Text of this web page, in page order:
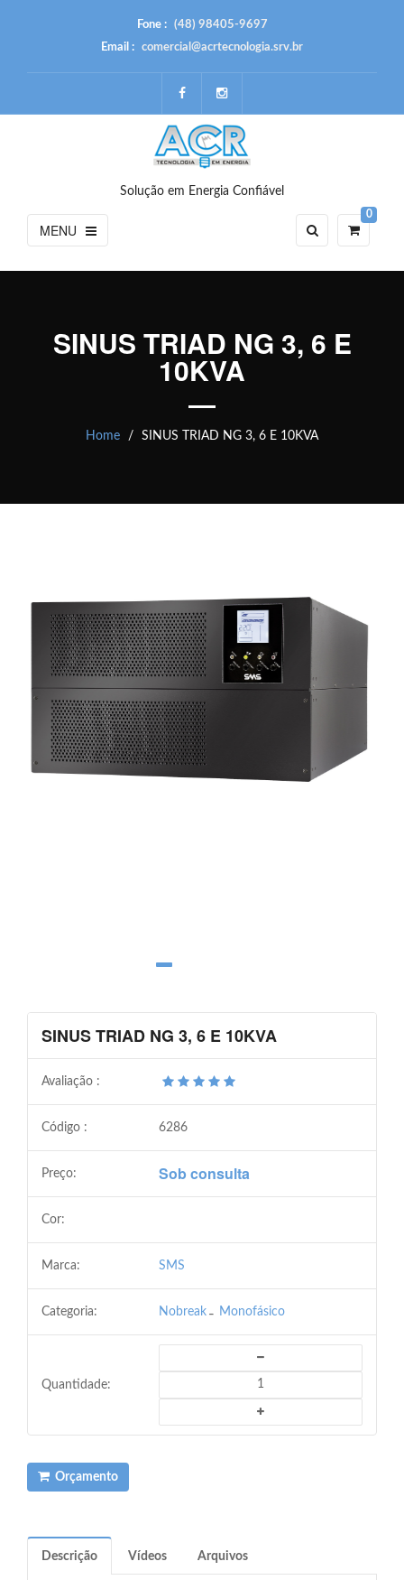
Fone :
(48) 98405-9697
Email :
comercial@acrtecnologia.srv.br
Solução em Energia Confiável
0
MENU
SINUS TRIAD NG 3, 6 E
10KVA
Home SINUS TRIAD NG 3, 6 E 10KVA
SINUS TRIAD NG 3, 6 E 10KVA
Avaliação :
Código : 6286
Preço: Sob consulta
Cor:
Marca: SMS
Categoria: Nobreak Monofásico
Quantidade:
Orçamento
Descrição Vídeos Arquivos